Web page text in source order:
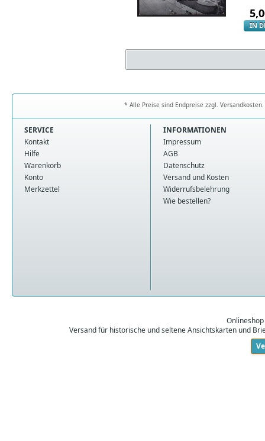
IN
* Alle Preise sind Endpreise zzgl.
SERVICE
Kontakt
Hilfe
Warenkorb
Konto
Merkzettel
INFORMATIONEN
Impressum
AGB
Datenschutz
Versand und Kosten
Widerrufsbelehrung
Wie bestellen?
Versand für historische und seltene Ansichtskarten und